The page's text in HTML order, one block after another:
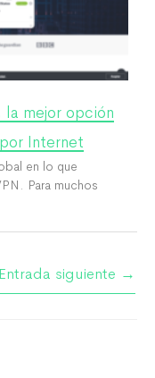
la mejor opción
Internet
en lo que
Para muchos
Entrada siguiente →